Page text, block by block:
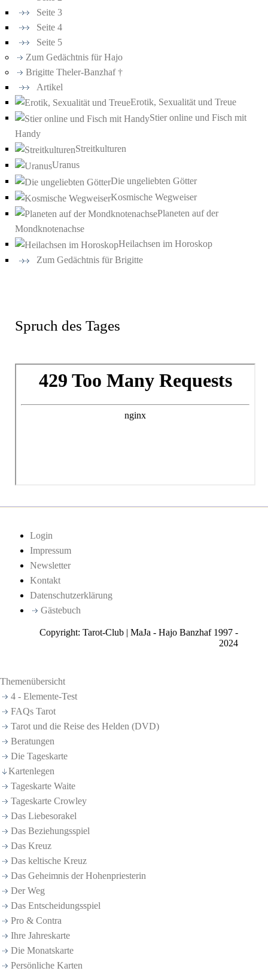
Seite 3
Seite 4
Seite 5
Zum Gedächtnis für Hajo
Brigitte Theler-Banzhaf †
Artikel
Erotik, Sexualität und Treue
Stier online und Fisch mit
Handy
Streitkulturen
Uranus
Die ungeliebten Götter
Kosmische Wegweiser
Planeten auf der
Mondknotenachse
Heilachsen im Horoskop
Zum Gedächtnis für Brigitte
Spruch des Tages
Login
Impressum
Newsletter
Kontakt
Datenschutzerklärung
Gästebuch
Copyright: Tarot-Club | MaJa - Hajo Banzhaf 1997 -
2024
Themenübersicht
4 - Elemente-Test
FAQs Tarot
Tarot und die Reise des Helden (DVD)
Beratungen
Die Tageskarte
Kartenlegen
Tageskarte Waite
Tageskarte Crowley
Das Liebesorakel
Das Beziehungsspiel
Das Kreuz
Das keltische Kreuz
Das Geheimnis der Hohenpriesterin
Der Weg
Das Entscheidungsspiel
Pro & Contra
Ihre Jahreskarte
Die Monatskarte
Persönliche Karten